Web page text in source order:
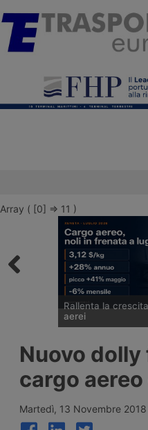
Array ( [0] => 11 )
Rallenta la
aerei
sono saliti del 28%
a 3,12 dollari per
rallenta per il
Secondo Xeneta il
pochi segnali di
Nuovo
cargo
Martedì, 13 Novembre